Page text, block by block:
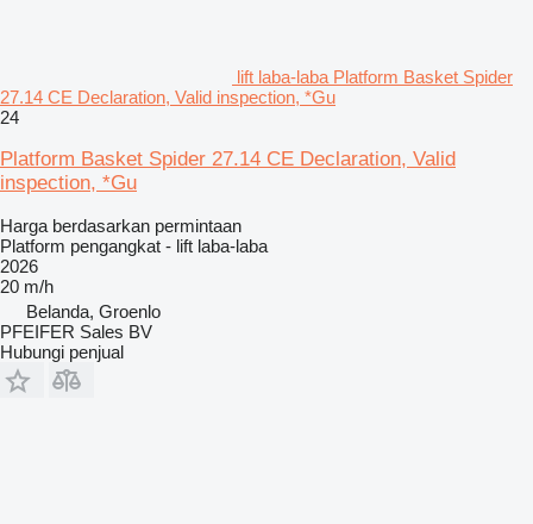
lift laba-laba Platform Basket Spider
27.14 CE Declaration, Valid inspection, *Gu
24
Platform Basket Spider 27.14 CE Declaration, Valid
inspection, *Gu
Harga berdasarkan permintaan
Platform pengangkat - lift laba-laba
2026
20 m/h
Belanda, Groenlo
PFEIFER Sales BV
Hubungi penjual